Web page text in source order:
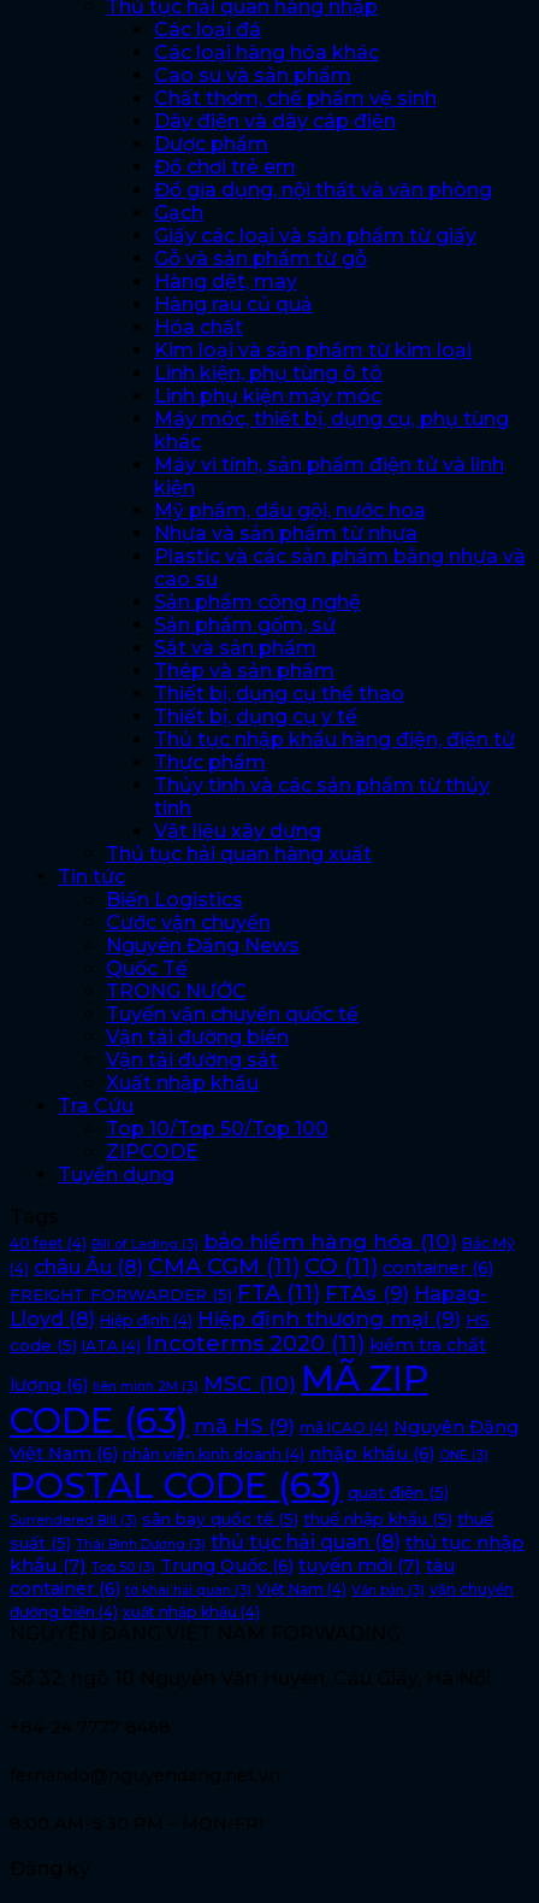
Thủ tục hải quan hàng nhập
Các loại đá
Các loại hàng hóa khác
Cao su và sản phẩm
Chất thơm, chế phẩm vệ sinh
Dây điện và dây cáp điện
Dược phẩm
Đồ chơi trẻ em
Đồ gia dụng, nội thất và văn phòng
Gạch
Giấy các loại và sản phẩm từ giấy
Gỗ và sản phẩm từ gỗ
Hàng dệt, may
Hàng rau củ quả
Hóa chất
Kim loại và sản phẩm từ kim loại
Linh kiện, phụ tùng ô tô
Linh phụ kiện máy móc
Máy móc, thiết bị, dụng cụ, phụ tùng
khác
Máy vi tính, sản phẩm điện tử và linh
kiện
Mỹ phẩm, dầu gội, nước hoa
Nhựa và sản phẩm từ nhựa
Plastic và các sản phẩm bằng nhựa và
cao su
Sản phẩm công nghệ
Sản phẩm gốm, sứ
Sắt và sản phẩm
Thép và sản phẩm
Thiết bị, dụng cụ thể thao
Thiết bị, dụng cụ y tế
Thủ tục nhập khẩu hàng điện, điện tử
Thực phẩm
Thủy tinh và các sản phẩm từ thủy
tinh
Vật liệu xây dựng
Thủ tục hải quan hàng xuất
Tin tức
Biến Logistics
Cước vận chuyển
Nguyên Đăng News
Quốc Tế
TRONG NƯỚC
Tuyến vận chuyển quốc tế
Vận tải đường biển
Vận tải đường sắt
Xuất nhập khẩu
Tra Cứu
Top 10/Top 50/Top 100
ZIPCODE
Tuyển dụng
40 feet (4) Bill of Lading (3) bảo hiểm hàng hóa (10) Bắc Mỹ
(4) châu Âu (8) CMA CGM (11) CO (11) container (6)
FREIGHT FORWARDER (5) FTA (11) FTAs (9) Hapag-
Lloyd (8) Hiệp định (4) Hiệp định thương mại (9) HS
code (5) IATA (4) Incoterms 2020 (11) kiểm tra chất
lượng (6) liên minh 2M (3) MSC (10) MÃ ZIP
CODE (63) mã HS (9) mã ICAO (4) Nguyên Đăng
Việt Nam (6) nhân viên kinh doanh (4) nhập khẩu (6) ONE (3)
POSTAL CODE (63) quạt điện (5)
Surrendered Bill (3) sân bay quốc tế (5) thuế nhập khẩu (5) thuế
suất (5) Thái Bình Dương (3) thủ tục hải quan (8) thủ tục nhập
khẩu (7) Top 50 (3) Trung Quốc (6) tuyến mới (7) tàu
container (6) tờ khai hải quan (3) Việt Nam (4) Văn bản (3) vận chuyển
đường biển (4) xuất nhập khẩu (4)